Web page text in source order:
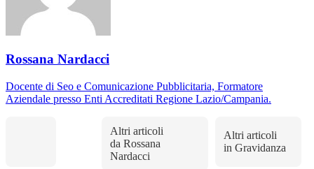
Rossana Nardacci
Docente di Seo e Comunicazione Pubblicitaria, Formatore
Aziendale presso Enti Accreditati Regione Lazio/Campania.
Altri articoli
da Rossana
Nardacci
Altri articoli
in Gravidanza